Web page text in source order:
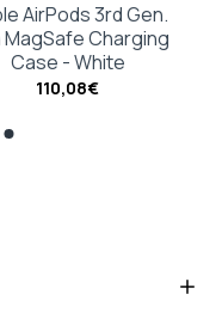
AirPods 3rd Gen.
MagSafe Charging
Case - White
110,08€